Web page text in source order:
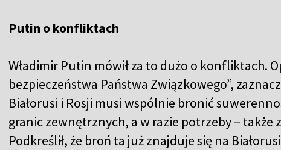
Putin o konfliktach
Władimir Putin mówił za to dużo o konfliktach.
bezpieczeństwa Państwa Związkowego”,
Białorusi i Rosji musi wspólnie bronić
granic zewnętrznych, a w razie potrzeby – także
Podkreślił, że broń ta już znajduje się na